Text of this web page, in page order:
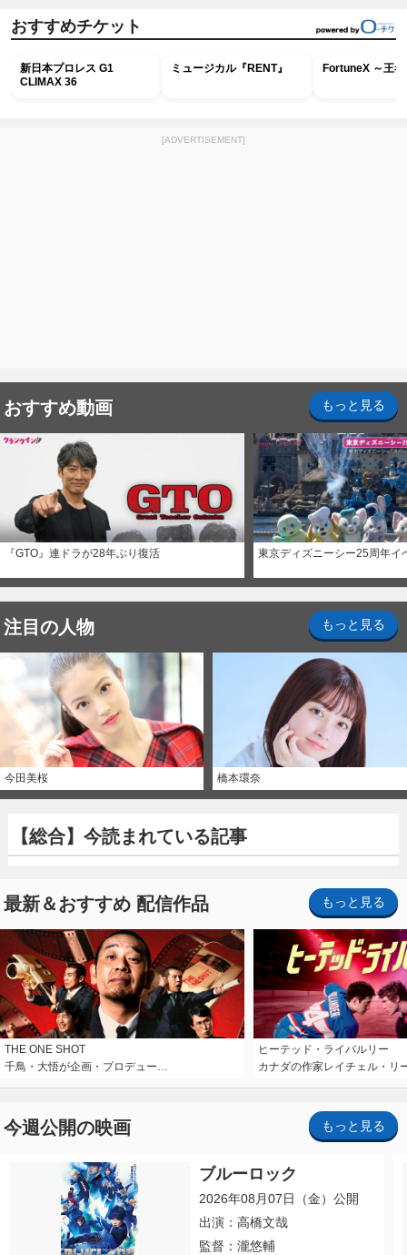
おすすめチケット
新日本プロレス G1
CLIMAX 36
ミュージカル『RENT』 FortuneX ～王
[ADVERTISEMENT]
おすすめ動画 もっと見る
『GTO』連ドラが28年ぶり復活 東京ディズニーシー25周年イ
注目の人物 もっと見る
今田美桜 橋本環奈
【総合】今読まれている記事
最新＆おすすめ 配信作品 もっと見る
THE ONE SHOT
千鳥・大悟が企画・プロデュー…
ヒーテッド・ライバルリー
カナダの作家レイチェル・リ
今週公開の映画 もっと見る
ブルーロック
2026年08月07日（金）公開
出演：高橋文哉
監督：瀧悠輔